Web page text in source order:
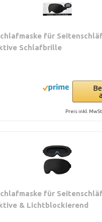
für
Schlafbrille
Preis inkl.
für
& Lichtblockierend